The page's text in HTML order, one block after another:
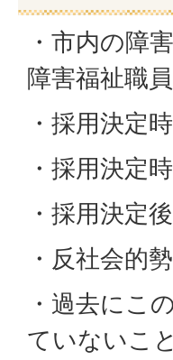
・市内の障
障害福祉職
・採用決定
・採用決定
・採用決定
・反社会的
・過去にこ
ていないこ